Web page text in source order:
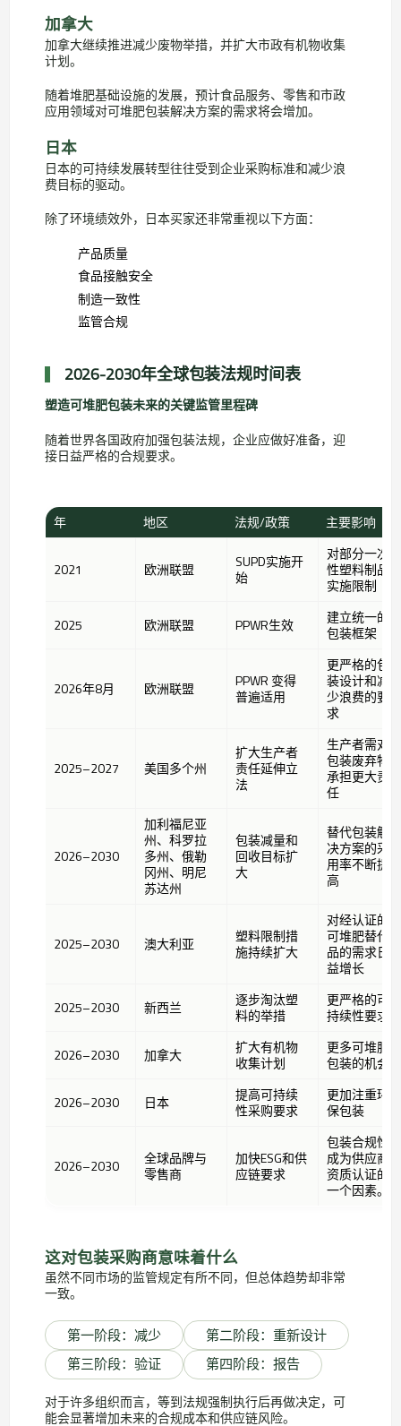
加拿大
加拿大继续推进减少废物举措，并扩大市政有机物收集
计划。
随着堆肥基础设施的发展，预计食品服务、零售和市政
应用领域对可堆肥包装解决方案的需求将会增加。
日本
日本的可持续发展转型往往受到企业采购标准和减少浪
费目标的驱动。
除了环境绩效外，日本买家还非常重视以下方面：
产品质量
食品接触安全
制造一致性
监管合规
2026-2030年全球包装法规时间表
塑造可堆肥包装未来的关键监管里程碑
随着世界各国政府加强包装法规，企业应做好准备，迎
接日益严格的合规要求。
年 地区 法规/政策 主要影响
2021 欧洲联盟
SUPD实施开
始
对部分一次
性塑料制品
实施限制
2025 欧洲联盟 PPWR生效
建立统一的
包装框架
2026年8月 欧洲联盟
PPWR 变得
普遍适用
更严格的包
装设计和减
少浪费的要
求
2025–2027 美国多个州
扩大生产者
责任延伸立
法
生产者需对
包装废弃物
承担更大责
任
2026–2030
加利福尼亚
州、科罗拉
多州、俄勒
冈州、明尼
苏达州
包装减量和
回收目标扩
大
替代包装解
决方案的采
用率不断提
高
2025–2030 澳大利亚
塑料限制措
施持续扩大
对经认证的
可堆肥替代
品的需求日
益增长
2025–2030 新西兰
逐步淘汰塑
料的举措
更严格的可
持续性要求
2026–2030 加拿大
扩大有机物
收集计划
更多可堆肥
包装的机会
2026–2030 日本
提高可持续
性采购要求
更加注重环
保包装
2026–2030
全球品牌与
零售商
加快ESG和供
应链要求
包装合规性
成为供应商
资质认证的
一个因素。
这对包装采购商意味着什么
虽然不同市场的监管规定有所不同，但总体趋势却非常
一致。
第一阶段：减少
第二阶段：重新设计
第三阶段：验证
第四阶段：报告
对于许多组织而言，等到法规强制执行后再做决定，可
能会显著增加未来的合规成本和供应链风险。